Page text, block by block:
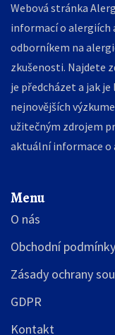
Webová stránka
informací o alergiích
odborníkem na
zkušenosti. Najdete
je předcházet a jak
nejnovějších
užitečným zdrojem
aktuální informace o
Menu
O nás
Obchodní podmínky
Zásady ochrany
GDPR
Kontakt